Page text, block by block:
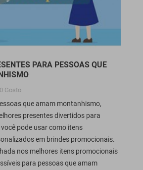
PARA PESSOAS QUE
0 Gosto
que amam montanhismo,
presentes divertidos para
pode usar como itens
em brindes promocionais.
nos melhores itens promocionais
para pessoas que amam